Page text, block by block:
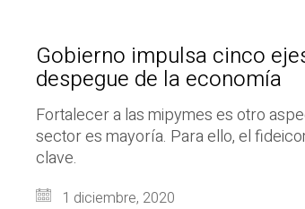
Gobierno impulsa cinco
despegue de la economía
Fortalecer a las mipymes es otro
sector es mayoría. Para ello, el
clave.
1 diciembre, 2020